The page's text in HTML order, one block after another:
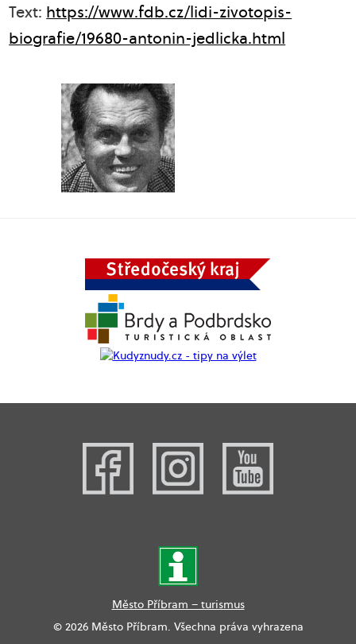
Text: https://www.fdb.cz/lidi-zivotopis-
biografie/19680-antonin-jedlicka.html
Město Příbram – turismus
© 2026 Město Příbram. Všechna práva vyhrazena